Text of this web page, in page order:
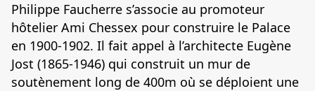
Philippe Faucherre s’associe au promoteur
hôtelier Ami Chessex pour construire le Palace
en 1900-1902. Il fait appel à l’architecte Eugène
Jost (1865-1946) qui construit un mur de
soutènement long de 400m où se déploient une